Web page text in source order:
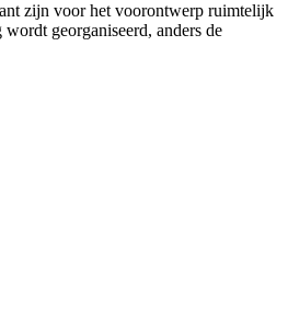
zijn voor het voorontwerp ruimtelijk
georganiseerd, anders de